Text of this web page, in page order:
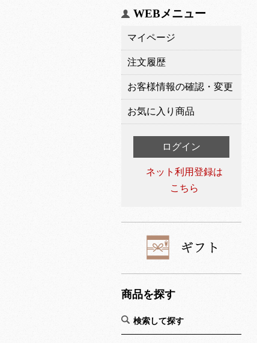
WEBメニュー
マイページ
注文履歴
お客様情報の確認・変更
お気に入り商品
ログイン
ネット利用登録は
こちら
商品を探す
検索して探す